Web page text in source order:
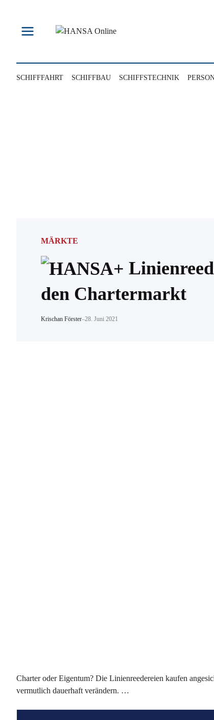
springen
SCHIFFFAHRT SCHIFFBAU SCHIFFSTECHNIK
MÄRKTE
den Chartermarkt
Krischan Förster–28. Juni 2021
Charter oder Eigentum? Die Linienreedereien kaufen
vermutlich dauerhaft verändern. …